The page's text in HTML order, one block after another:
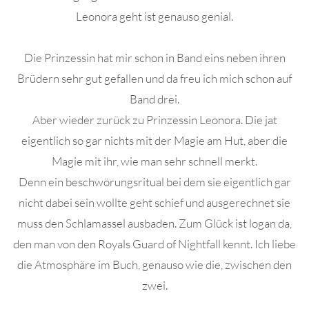
Leonora geht ist genauso genial.
Die Prinzessin hat mir schon in Band eins neben ihren
Brüdern sehr gut gefallen und da freu ich mich schon auf
Band drei.
Aber wieder zurück zu Prinzessin Leonora. Die jat
eigentlich so gar nichts mit der Magie am Hut, aber die
Magie mit ihr, wie man sehr schnell merkt.
Denn ein beschwörungsritual bei dem sie eigentlich gar
nicht dabei sein wollte geht schief und ausgerechnet sie
muss den Schlamassel ausbaden. Zum Glück ist logan da,
den man von den Royals Guard of Nightfall kennt. Ich liebe
die Atmosphäre im Buch, genauso wie die, zwischen den
zwei.